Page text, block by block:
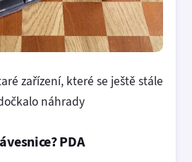
zařízení, které se ještě stále
náhrady
PDA